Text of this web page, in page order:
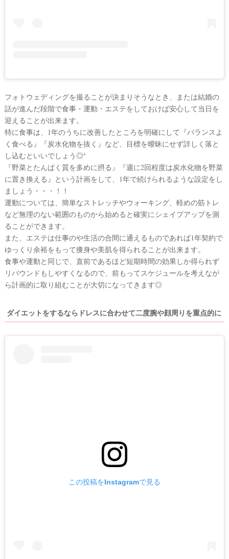
フォトウェディングを撮ることが決まりそうなとき、または結婚の
話が進んだ段階で食事・運動・エステをしておけば安心して当日を
迎えることが出来ます。
特に食事は、1年のうちに改善したところを明確にして『バランスよ
く食べる』『炭水化物を抜く』など、目標を曖昧にせず詳しく落と
し込むといいでしょう◎⁺
『野菜とたんぱく質を多めに摂る』『週に2回程度は炭水化物を野菜
に置き換える』という計画をして、1年で続けられるような設定をし
ましょう・・・！！
運動については、簡単なストレッチやウォーキング、軽めの筋トレ
など無理のない範囲のものから始めると確実にシェイプアップを測
ることができます。
また、エステは仕事のや生活の合間に通えるものであれば1年契約で
ゆっくり余裕をもって痩身や美肌を得られることが出来ます。
食事や運動と同じで、直前であるほど短期時間の効果しか得られず
リバウンドもしやすくなるので、前もってスケジュールを考えなが
ら計画的に取り組むことが大切になってきます◎
ダイエットをするならドレスに合わせて二度腕や顔周りを重点的に
この投稿をInstagramで見る